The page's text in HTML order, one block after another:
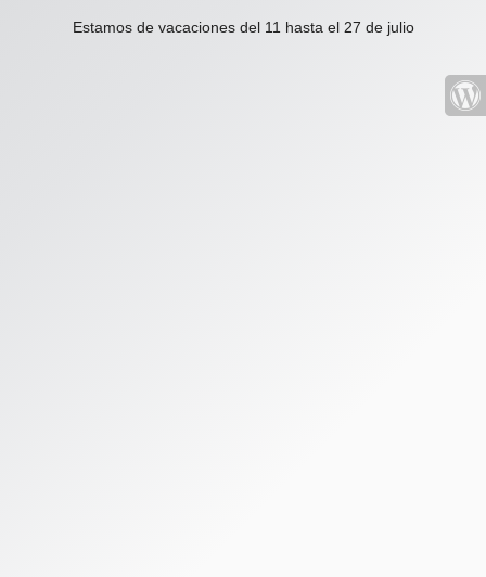
Estamos de vacaciones del 11 hasta el 27 de julio